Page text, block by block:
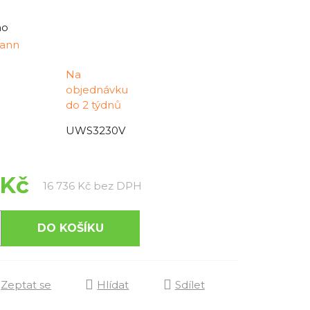
Na
objednávku
do 2 týdnů
UWS3230V
16 736 Kč bez DPH
DO KOŠÍKU
Zeptat se Hlídat Sdílet